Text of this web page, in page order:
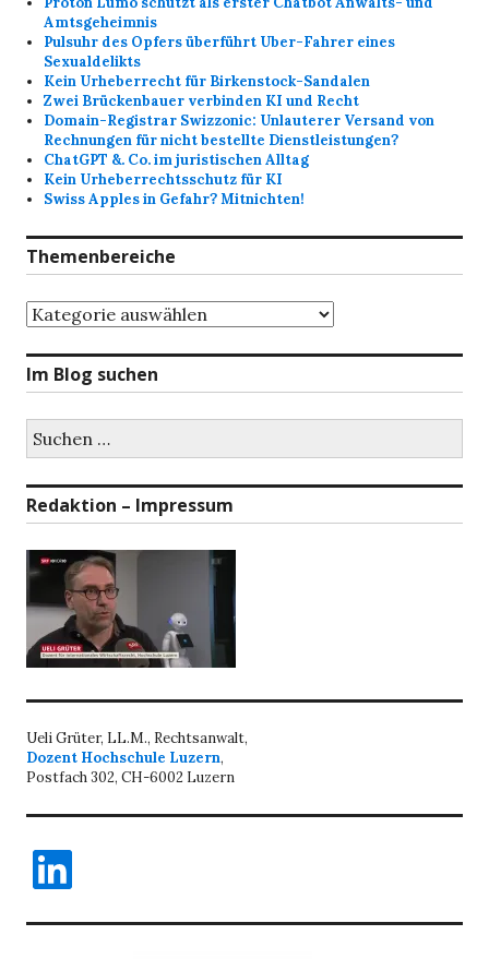
Amtsgeheimnis
Pulsuhr des Opfers überführt Uber-Fahrer eines
Sexualdelikts
Kein Urheberrecht für Birkenstock-Sandalen
Zwei Brückenbauer verbinden KI und Recht
Domain-Registrar Swizzonic: Unlauterer Versand von
Rechnungen für nicht bestellte Dienstleistungen?
ChatGPT &. Co. im juristischen Alltag
Kein Urheberrechtsschutz für KI
Swiss Apples in Gefahr? Mitnichten!
Themenbereiche
Themenbereiche
Im Blog suchen
nach:
Redaktion – Impressum
Ueli Grüter, LL.M., Rechtsanwalt,
Dozent Hochschule Luzern,
Postfach 302, CH-6002 Luzern
LinkedIn